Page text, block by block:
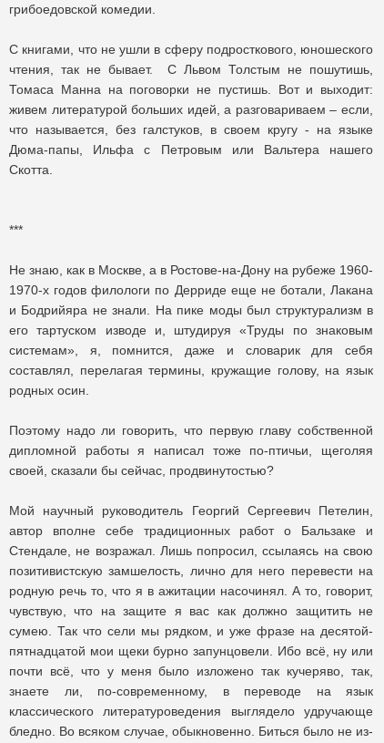
грибоедовской комедии.
С книгами, что не ушли в сферу подросткового, юношеского
чтения, так не бывает. С Львом Толстым не пошутишь,
Томаса Манна на поговорки не пустишь. Вот и выходит:
живем литературой больших идей, а разговариваем – если,
что называется, без галстуков, в своем кругу - на языке
Дюма-папы, Ильфа с Петровым или Вальтера нашего
Скотта.
***
Не знаю, как в Москве, а в Ростове-на-Дону на рубеже 1960-
1970-х годов филологи по Дерриде еще не ботали, Лакана
и Бодрийяра не знали. На пике моды был структурализм в
его тартуском изводе и, штудируя «Труды по знаковым
системам», я, помнится, даже и словарик для себя
составлял, перелагая термины, кружащие голову, на язык
родных осин.
Поэтому надо ли говорить, что первую главу собственной
дипломной работы я написал тоже по-птичьи, щеголяя
своей, сказали бы сейчас, продвинутостью?
Мой научный руководитель Георгий Сергеевич Петелин,
автор вполне себе традиционных работ о Бальзаке и
Стендале, не возражал. Лишь попросил, ссылаясь на свою
позитивистскую замшелость, лично для него перевести на
родную речь то, что я в ажитации насочинял. А то, говорит,
чувствую, что на защите я вас как должно защитить не
сумею. Так что сели мы рядком, и уже фразе на десятой-
пятнадцатой мои щеки бурно запунцовели. Ибо всё, ну или
почти всё, что у меня было изложено так кучеряво, так,
знаете ли, по-современному, в переводе на язык
классического литературоведения выглядело удручающе
бледно. Во всяком случае, обыкновенно. Биться было не из-